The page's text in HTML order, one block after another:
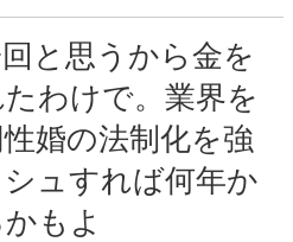
と思うから金を
わけで。業界を
婚の法制化を強
ュすれば何年か
もよ